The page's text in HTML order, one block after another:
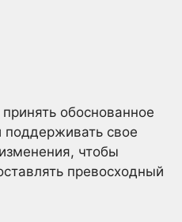
обоснованное
свое
чтобы
превосходный